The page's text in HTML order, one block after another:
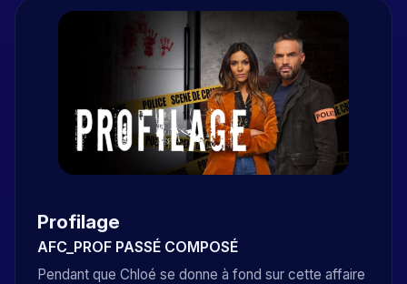
Profilage
AFC_PROF PASSÉ COMPOSÉ
Pendant que Chloé se donne à fond sur cette affaire